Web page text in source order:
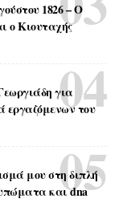
1826 – Ο
ο Κιουταχής
για
εργαζόμενων του
μου στη διπλή
και dna